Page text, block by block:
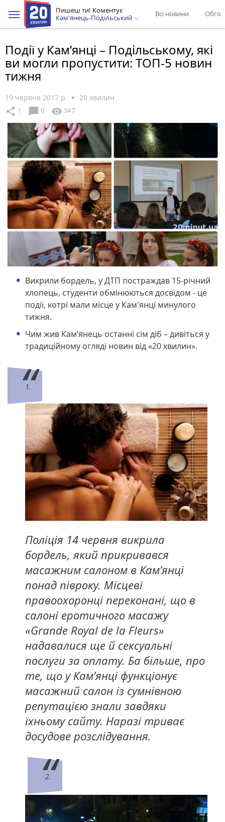
Пишеш ти! Коментує
Кам'янець-Подільський
Всі новини
Події у Кам’янці – Подільському, які
ви могли пропустити: ТОП-5 новин
тижня
19 червня 2017 р. 20 хвилин
share 1 chat_bubble 0 visibility 347
Викрили бордель, у ДТП постраждав 15-річний
хлопець, студенти обмінюються досвідом - це
події, котрі мали місце у Кам'янці минулого
тижня.
Чим жив Кам’янець останні сім діб – дивіться у
традиційному огляді новин від «20 хвилин».
1.
Поліція 14 червня викрила
бордель, який прикривався
масажним салоном в Кам’янці
понад півроку. Місцеві
правоохоронці переконані, що в
салоні еротичного масажу
«Grande Royal de la Fleurs»
надавалися ще й сексуальні
послуги за оплату. Ба більше, про
те, що у Кам’янці функціонує
масажний салон із сумнівною
репутацією знали завдяки
їхньому сайту. Наразі триває
досудове розслідування.
2.